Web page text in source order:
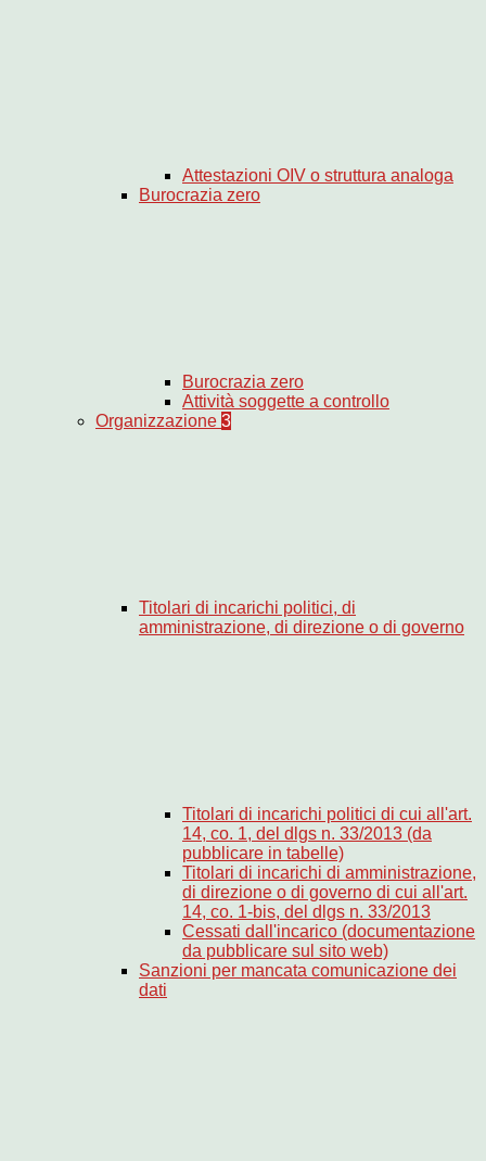
Attestazioni OIV o struttura analoga
Burocrazia zero
Burocrazia zero
Attività soggette a controllo
Organizzazione 3
Titolari di incarichi politici, di
amministrazione, di direzione o di governo
Titolari di incarichi politici di cui all'art.
14, co. 1, del dlgs n. 33/2013 (da
pubblicare in tabelle)
Titolari di incarichi di amministrazione,
di direzione o di governo di cui all'art.
14, co. 1-bis, del dlgs n. 33/2013
Cessati dall'incarico (documentazione
da pubblicare sul sito web)
Sanzioni per mancata comunicazione dei
dati